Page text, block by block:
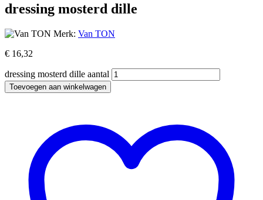
dressing mosterd dille
Merk: Van TON
€ 16,32
dressing mosterd dille aantal
Toevoegen aan winkelwagen